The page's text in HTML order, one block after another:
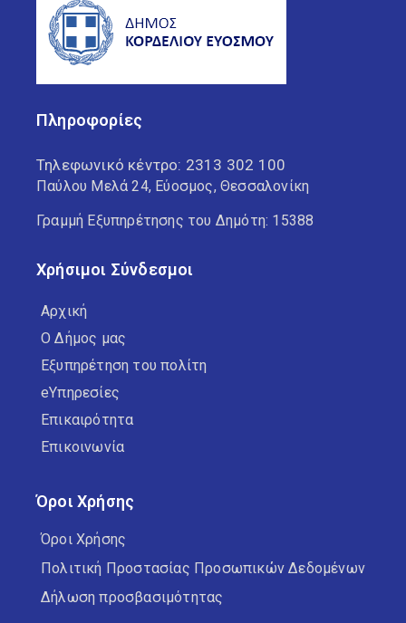
Πληροφορίες
Τηλεφωνικό κέντρο: 2313 302 100
Παύλου Μελά 24, Εύοσμος, Θεσσαλονίκη
Γραμμή Εξυπηρέτησης του Δημότη: 15388
Χρήσιμοι Σύνδεσμοι
Αρχική
Ο Δήμος μας
Εξυπηρέτηση του πολίτη
eΥπηρεσίες
Επικαιρότητα
Επικοινωνία
Όροι Χρήσης
Όροι Χρήσης
Πολιτική Προστασίας Προσωπικών Δεδομένων
Δήλωση προσβασιμότητας